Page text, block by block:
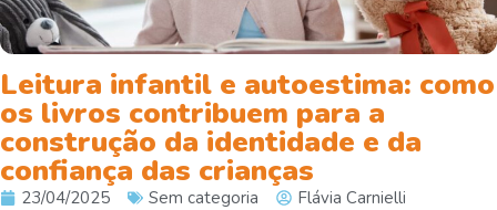
Leitura infantil e autoestima: como
os livros contribuem para a
construção da identidade e da
confiança das crianças
23/04/2025 Sem categoria Flávia Carnielli